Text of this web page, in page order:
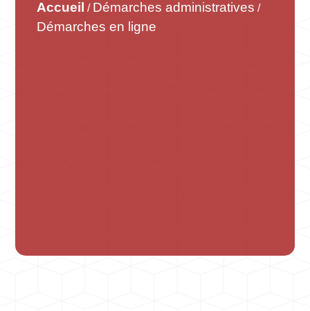
Accueil / Démarches administratives /
Démarches en ligne